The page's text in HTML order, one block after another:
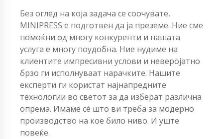
Без оглед на која задача се соочувате,
MINIPRESS е подготвен да ја преземе. Ние сме
помоќни од многу конкуренти и нашата
услуга е многу поудобна. Ние нудиме на
клиентите импресивни услови и неверојатно
брзо ги исполнуваат нарачките. Нашите
експерти ги користат најнапредните
технологии во светот за да изберат различна
опрема. Имаме сè што ви треба за модерно
производство на кое било ниво. И уште
повеќе.